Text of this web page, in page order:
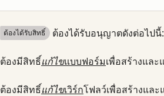
ต้องได้รับสิทธิ์​ ต้องได้รับอนุญาตดังต่อไปนี้:
ต้องมีสิทธิ์แก้ไขแบบฟอร์มเพื่อสร้างแล
ต้องมีสิทธิ์แก้ไขเวิร์กโฟลว์เพื่อสร้างแล